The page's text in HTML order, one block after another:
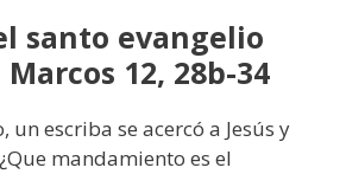
santo evangelio
12, 28b-34
un escriba se acercó a Jesús y
mandamiento es el